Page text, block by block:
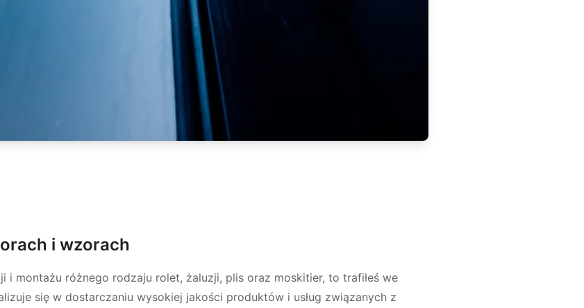
i wzorach
i montażu różnego rodzaju rolet, żaluzji, plis oraz moskitier, to trafiłeś we
się w dostarczaniu wysokiej jakości produktów i usług związanych z